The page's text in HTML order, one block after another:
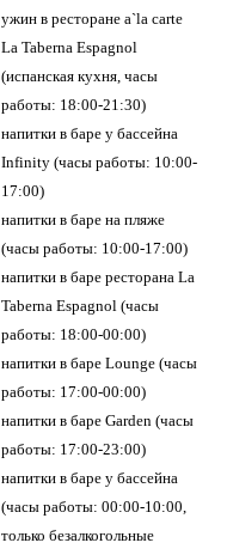
ужин в ресторане a`la carte
La Taberna Espagnol
(испанская кухня, часы
работы: 18:00-21:30)
напитки в баре у бассейна
Infinity (часы работы: 10:00-
17:00)
напитки в баре на пляже
(часы работы: 10:00-17:00)
напитки в баре ресторана La
Taberna Espagnol (часы
работы: 18:00-00:00)
напитки в баре Lounge (часы
работы: 17:00-00:00)
напитки в баре Garden (часы
работы: 17:00-23:00)
напитки в баре у бассейна
(часы работы: 00:00-10:00,
только безалкогольные